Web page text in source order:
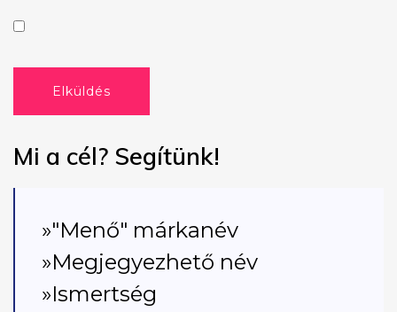
Elküldés
Mi a cél? Segítünk!
»"Menő" márkanév
»Megjegyezhető név
»Ismertség